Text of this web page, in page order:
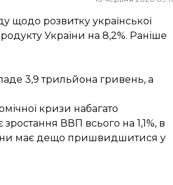
щодо розвитку української
України на 8,2%. Раніше
3,9 трильйона гривень, а
кризи набагато
ВВП всього на 1,1%, в
має дещо пришвидшитися у